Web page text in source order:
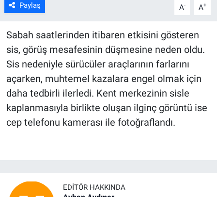
Paylaş A- A+
Sabah saatlerinden itibaren etkisini gösteren
sis, görüş mesafesinin düşmesine neden oldu.
Sis nedeniyle sürücüler araçlarının farlarını
açarken, muhtemel kazalara engel olmak için
daha tedbirli ilerledi. Kent merkezinin sisle
kaplanmasıyla birlikte oluşan ilginç görüntü ise
cep telefonu kamerası ile fotoğraflandı.
EDITÖR HAKKINDA